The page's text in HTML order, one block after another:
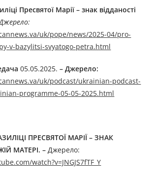
Пресвятої Марії – знак відданості
uk/pope/news/2025-04/pro-
v-bazylitsi-svyatogo-petra.html
05.05.2025.–Джерелo:
uk/podcast/ukrainian-podcast-
programme-05-05-2025.html
ПРЕСВЯТОЇ МАРІЇ – ЗНАК
МАТЕРІ. – Джерелo:
watch?v=JNGJS7fTF_Y